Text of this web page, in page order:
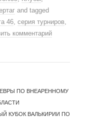
and tagged
46, серия турниров,
комментарий
ПО ВНЕАРЕННОМУ
КУБОК ВАЛЬКИРИИ ПО